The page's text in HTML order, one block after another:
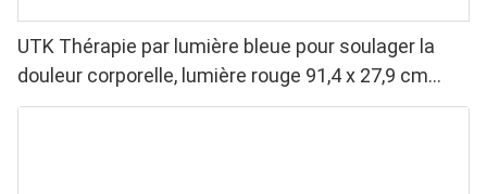
UTK Thérapie par lumière bleue pour soulager la
douleur corporelle, lumière rouge 91,4 x 27,9 cm
&Lumière proche infrarouge &Lumière bleue